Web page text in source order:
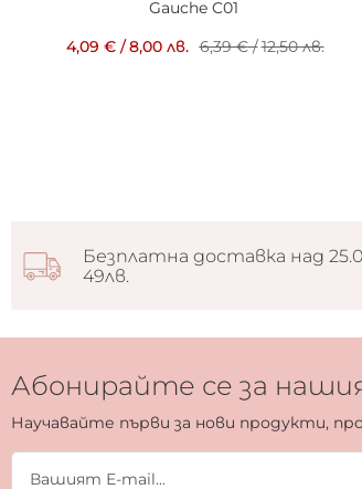
Gauche C01
4,09 €/8,00 лв. 6,39 €/12,50 лв.
Безплатна доставка над
49лв.
Абонирайте се за
Научавайте първи за нови продукти,